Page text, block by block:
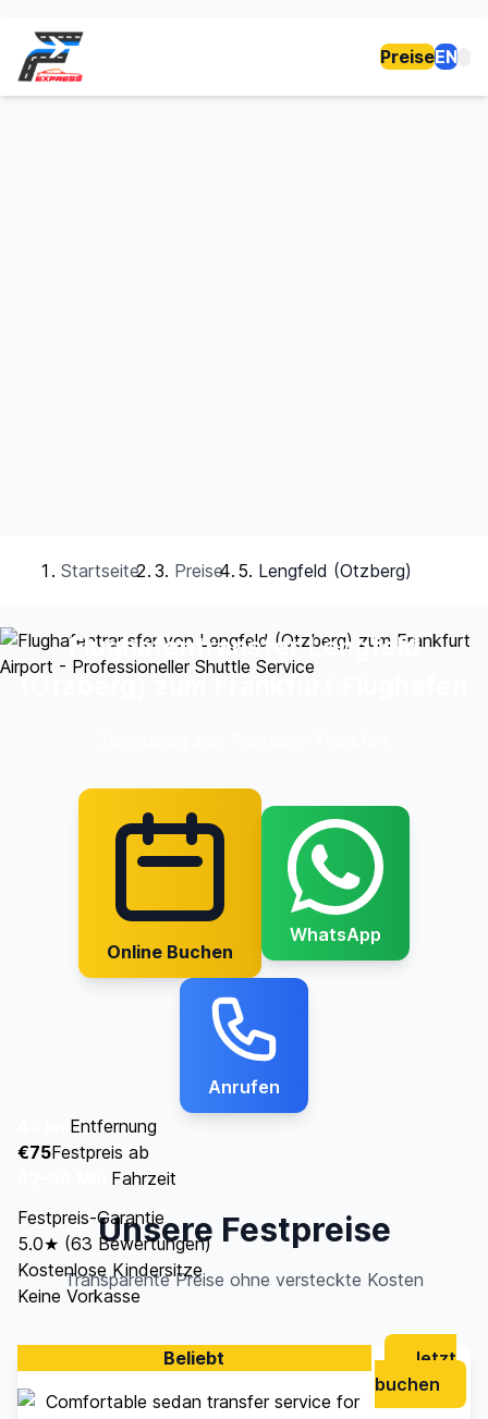
PreiseEN
Startseite Preise Lengfeld (Otzberg)
Flughafentransfer Lengfeld
(Otzberg) zum Frankfurt Flughafen
Online Buchen
WhatsApp
Anrufen
Entfernung
€75Festpreis ab
Fahrzeit
Festpreis-Garantie
5.0★ (63 Bewertungen)
Kostenlose Kindersitze
Keine Vorkasse
Unsere Festpreise
Transparente Preise ohne versteckte Kosten
Beliebt
Jetzt
buchen